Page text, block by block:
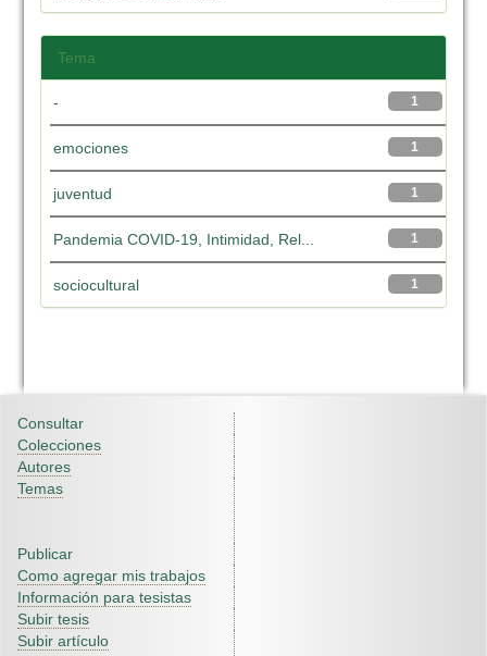
Tema
1
-
1
emociones
1
juventud
1
Pandemia COVID-19, Intimidad, Rel...
1
sociocultural
Consultar
Colecciones
Autores
Temas
Publicar
Como agregar mis trabajos
Información para tesistas
Subir tesis
Subir artículo